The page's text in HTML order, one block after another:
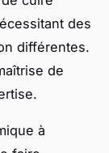
des
différentes.
de
à